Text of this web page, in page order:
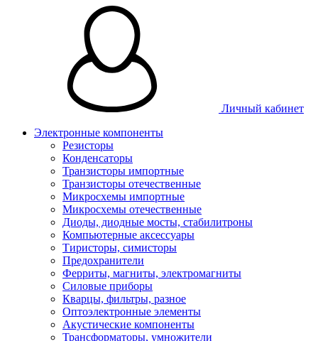
Личный кабинет
Электронные компоненты
Резисторы
Конденсаторы
Транзисторы импортные
Транзисторы отечественные
Микросхемы импортные
Микросхемы отечественные
Диоды, диодные мосты, стабилитроны
Компьютерные аксессуары
Тиристоры, симисторы
Предохранители
Ферриты, магниты, электромагниты
Силовые приборы
Кварцы, фильтры, разное
Оптоэлектронные элементы
Акустические компоненты
Трансформаторы, умножители